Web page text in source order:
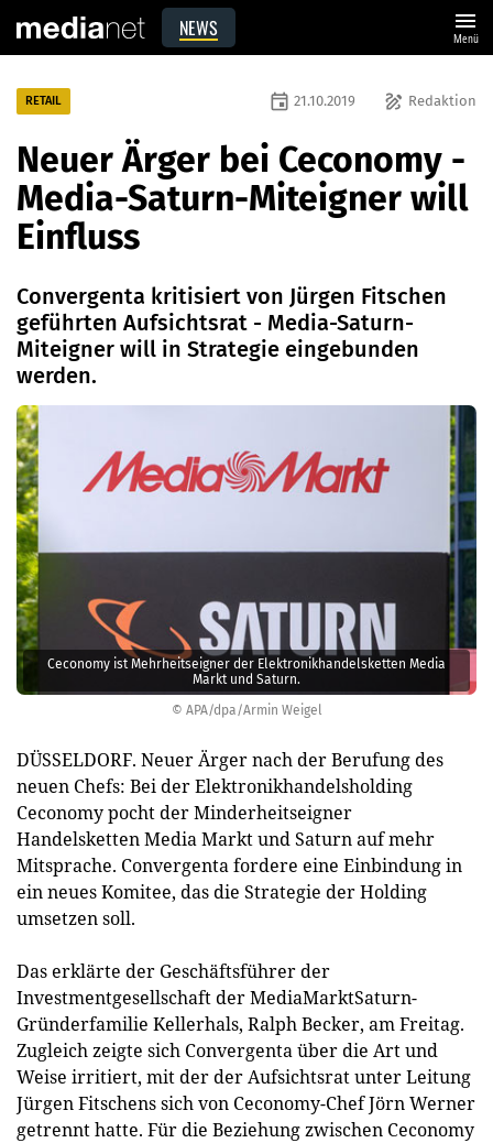
NEWS menu
Menü
© APA/dpa/Armin Weigel
Ceconomy ist Mehrheitseigner der Elektronikhandelsketten Media
Markt und Saturn.
RETAIL draw Redaktion
event 21.10.2019
Neuer Ärger bei Ceconomy -
Media-Saturn-Miteigner will
Einfluss
Convergenta kritisiert von Jürgen Fitschen
geführten Aufsichtsrat - Media-Saturn-
Miteigner will in Strategie eingebunden
werden.
DÜSSELDORF. Neuer Ärger nach der Berufung des
neuen Chefs: Bei der Elektronikhandelsholding
Ceconomy pocht der Minderheitseigner
Handelsketten Media Markt und Saturn auf mehr
Mitsprache. Convergenta fordere eine Einbindung in
ein neues Komitee, das die Strategie der Holding
umsetzen soll.
Das erklärte der Geschäftsführer der
Investmentgesellschaft der MediaMarktSaturn-
Gründerfamilie Kellerhals, Ralph Becker, am Freitag.
Zugleich zeigte sich Convergenta über die Art und
Weise irritiert, mit der der Aufsichtsrat unter Leitung
Jürgen Fitschens sich von Ceconomy-Chef Jörn Werner
getrennt hatte. Für die Beziehung zwischen Ceconomy